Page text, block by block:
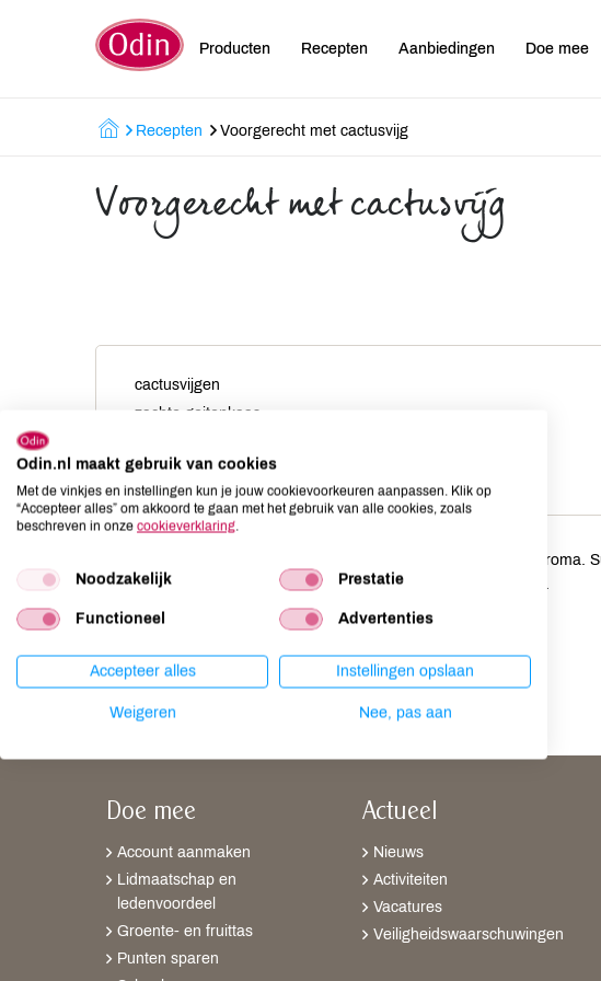
Producten Recepten Aanbiedingen Doe mee
Recepten Voorgerecht met cactusvijg
Voorgerecht met cactusvijg
cactusvijgen
zachte geitenkaas
honing
Geitenkaas zoals hij hoort te zijn: zacht en roomachtig mild van aroma.
verse cactusvijg. Begeleid door een overheerlijke honingdressing.
Een “trendy gerechtje voor mensen die durven”!
Doe mee
Account aanmaken
Lidmaatschap en
ledenvoordeel
Groente- en fruittas
Punten sparen
Actueel
Nieuws
Activiteiten
Vacatures
Veiligheidswaarschuwingen
Odin.nl maakt gebruik van cookies
Met de vinkjes en instellingen kun je jouw cookievoorkeuren aanpassen. Klik op
“Accepteer alles” om akkoord te gaan met het gebruik van alle cookies, zoals
beschreven in onze cookieverklaring.
Noodzakelijk Prestatie
Functioneel Advertenties
Accepteer alles Instellingen opslaan
Weigeren Nee, pas aan